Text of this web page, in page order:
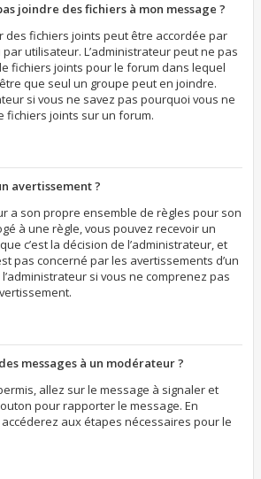
joindre des fichiers à mon message ?
des fichiers joints peut être accordée par
utilisateur. L’administrateur peut ne pas
fichiers joints pour le forum dans lequel
que seul un groupe peut en joindre.
si vous ne savez pas pourquoi vous ne
fichiers joints sur un forum.
avertissement ?
a son propre ensemble de règles pour son
à une règle, vous pouvez recevoir un
c’est la décision de l’administrateur, et
pas concerné par les avertissements d’un
si vous ne comprenez pas
messages à un modérateur ?
allez sur le message à signaler et
pour rapporter le message. En
aux étapes nécessaires pour le